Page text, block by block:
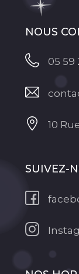
NOUS
05 59
10
SUIVEZ-